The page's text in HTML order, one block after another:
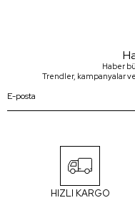
Haber
Trendler, kampanyalar
HIZLI KARGO